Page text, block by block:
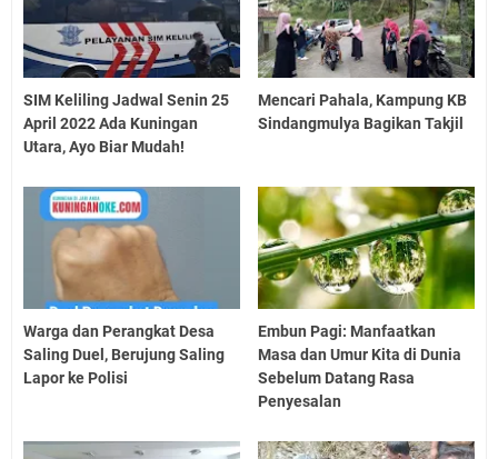
SIM Keliling Jadwal Senin 25
April 2022 Ada Kuningan
Utara, Ayo Biar Mudah!
Mencari Pahala, Kampung KB
Sindangmulya Bagikan Takjil
Warga dan Perangkat Desa
Saling Duel, Berujung Saling
Lapor ke Polisi
Embun Pagi: Manfaatkan
Masa dan Umur Kita di Dunia
Sebelum Datang Rasa
Penyesalan